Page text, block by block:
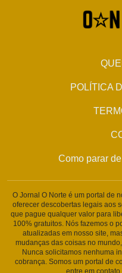
POLÍTICA
Como parar
O Jornal O Norte é um portal de
oferecer descobertas legais aos
que pague qualquer valor para
100% gratuitos. Nós fazemos o
atualizadas em nosso site,
mudanças das coisas no
Nunca solicitamos nenhuma
cobrança. Somos um portal de
entre em contato